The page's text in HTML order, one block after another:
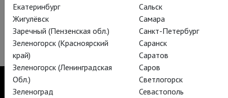
Екатеринбург
Жигулёвск
Заречный (Пензенская обл.)
Зеленогорск (Красноярский
край)
Зеленогорск (Ленинградская
Обл.)
Зеленоград
Сальск
Самара
Санкт-Петербург
Саранск
Саратов
Саров
Светлогорск
Севастополь